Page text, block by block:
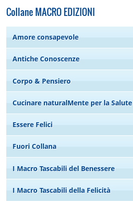
Collane MACRO EDIZIONI
Amore consapevole
Antiche Conoscenze
Corpo & Pensiero
Cucinare naturalMente per la Salute
Essere Felici
Fuori Collana
I Macro Tascabili del Benessere
I Macro Tascabili della Felicità